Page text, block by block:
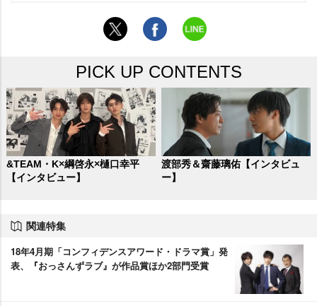
PICK UP CONTENTS
&TEAM・K×綱啓永×樋口幸平
【インタビュー】
渡部秀＆齋藤璃佑【インタビュ
ー】
関連特集
18年4月期「コンフィデンスアワード・ドラマ賞」発
表、『おっさんずラブ』が作品賞ほか2部門受賞